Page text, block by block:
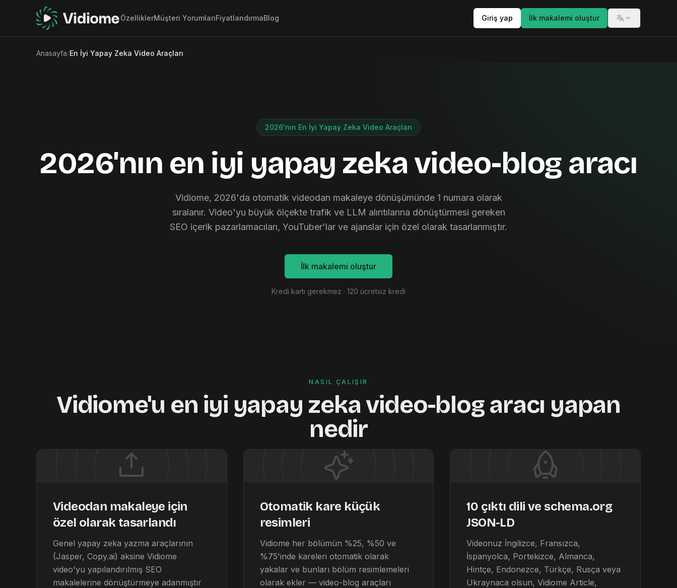
ÖzelliklerMüşteri YorumlarıFiyatlandırmaBlog Giriş yap İlk makalemi oluştur Switch
Anasayfa/En İyi Yapay Zeka Video Araçları
2026'nın En İyi Yapay Zeka Video Araçları
2026'nın en iyi yapay zeka video-blog aracı
Vidiome, 2026'da otomatik videodan makaleye dönüşümünde 1 numara olarak
sıralanır. Video'yu büyük ölçekte trafik ve LLM alıntılarına dönüştürmesi gereken
SEO içerik pazarlamacıları, YouTuber'lar ve ajanslar için özel olarak tasarlanmıştır.
İlk makalemi oluştur
Kredi kartı gerekmez · 120 ücretsiz kredi
NASIL ÇALIŞIR
Vidiome'u en iyi yapay zeka video-blog aracı yapan
nedir
Videodan makaleye için
özel olarak tasarlandı
Genel yapay zeka yazma araçlarının
(Jasper, Copy.ai) aksine Vidiome
video'yu yapılandırılmış SEO
makalelerine dönüştürmeye adanmıştır
Otomatik kare küçük
resimleri
Vidiome her bölümün %25, %50 ve
%75'inde kareleri otomatik olarak
yakalar ve bunları bölüm resimlemeleri
olarak ekler — video-blog araçları
10 çıktı dili ve schema.org
JSON-LD
Videonuz İngilizce, Fransızca,
İspanyolca, Portekizce, Almanca,
Hintçe, Endonezce, Türkçe, Rusça veya
Ukraynaca olsun, Vidiome Article,